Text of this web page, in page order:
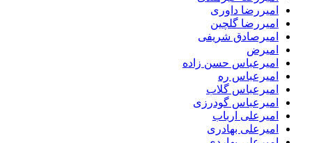
امیررضا داوری
امیررضا گلچین
امیرصادق شریفی
امیرض
امیرعباس حسن زاده
امیرعباس ره
امیرعباس گلاب
امیرعباس گودرزی
امیرعلی ارباب
امیرعلی بهادری